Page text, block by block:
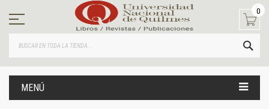
contenido
0
MENÚ